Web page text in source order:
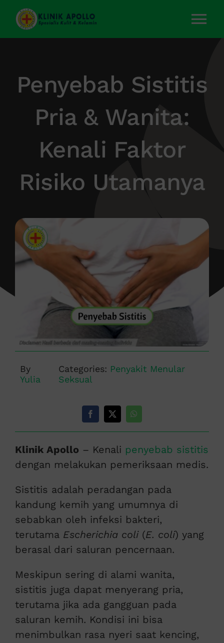
Skip
content
Layanan Kami
Tentang Kami
Kontak Kami
Penyebab Sistitis
Pria & Wanita:
Kenali Faktor
Risiko Utamanya
By
Yulia
Categories: Penyakit Menular
Seksual
Klinik Apollo – Kenali penyebab sistitis
dengan melakukan pemeriksaan medis.
Sistitis adalah peradangan pada
kandung kemih yang umumnya di
sebabkan oleh infeksi bakteri,
terutama Escherichia coli(E. coli) yang
berasal dari saluran pencernaan.
Meskipun sering di alami wanita,
sistitis juga dapat menyerang pria,
terutama jika ada gangguan pada
saluran kemih. Kondisi ini bisa
menimbulkan rasa nyeri saat kencing,